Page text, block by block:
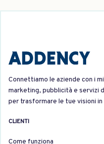
Connettiamo le aziende con i
marketing, pubblicità e servizi
per trasformare le tue visioni in
CLIENTI
Come funziona